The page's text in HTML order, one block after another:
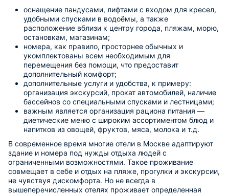
оснащение пандусами, лифтами с входом для кресел,
удобными спусками в водоёмы, а также
расположение вблизи к центру города, пляжам, морю,
остановкам, магазинам;
номера, как правило, просторнее обычных и
укомплектованы всем необходимым для
перемещения без помощи, что предоставит
дополнительный комфорт;
дополнительные услуги и удобства, к примеру:
организация экскурсий, прокат автомобилей, наличие
бассейнов со специальными спусками и лестницами;
важным является организация рациона питания —
диетические меню с широким ассортиментом блюд и
напитков из овощей, фруктов, мяса, молока и т.д.
В современное время многие отели в Москве адаптируют
здание и номера под нужды отдыха людей с
ограниченными возможностями. Такое проживание
совмещает в себе и отдых на пляже, прогулки и экскурсии,
не чувствуя дискомфорта. Но не всегда в
вышеперечисленных отелях проживает определенная